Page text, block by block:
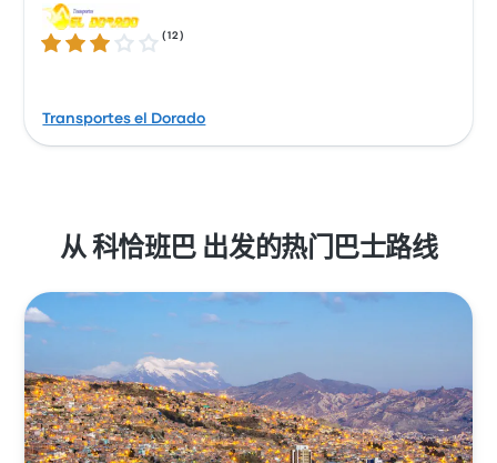
3.0 / 5 星 (12 )
Transportes el Dorado
从 科恰班巴 出发的热门巴士路线